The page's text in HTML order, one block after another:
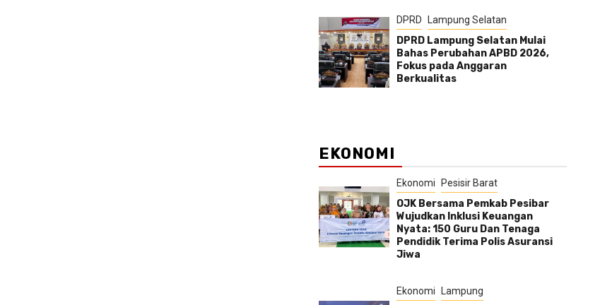
DPRD Lampung Selatan
DPRD Lampung Selatan Mulai
Bahas Perubahan APBD 2026,
Fokus pada Anggaran
Berkualitas
EKONOMI
Ekonomi Pesisir Barat
OJK Bersama Pemkab Pesibar
Wujudkan Inklusi Keuangan
Nyata: 150 Guru Dan Tenaga
Pendidik Terima Polis Asuransi
Jiwa
Ekonomi Lampung